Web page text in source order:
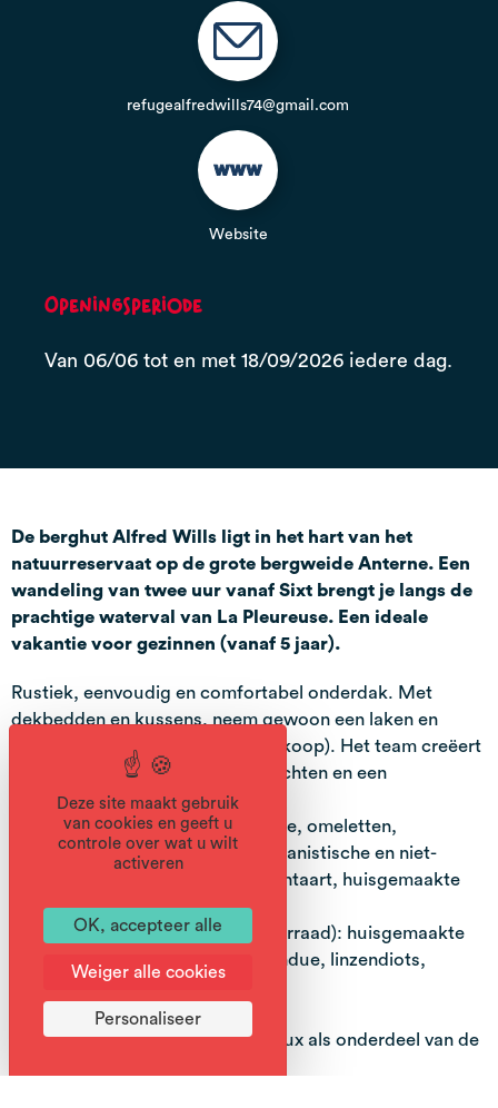
refugealfredwills74@gmail.com
Website
Openingsperiode
Van 06/06 tot en met 18/09/2026 iedere dag.
De berghut Alfred Wills ligt in het hart van het
natuurreservaat op de grote bergweide Anterne. Een
wandeling van twee uur vanaf Sixt brengt je langs de
prachtige waterval van La Pleureuse. Een ideale
vakantie voor gezinnen (vanaf 5 jaar).
Rustiek, eenvoudig en comfortabel onderdak. Met
dekbedden en kussens, neem gewoon een laken en
kussensloop mee (ter plaatse te koop). Het team creëert
een bergsfeer met typische gerechten en een
milieuvriendelijke wijnkaart.
Catering overdag: raclette fondue, omeletten,
vleeswaren- en kaasplankjes, veganistische en niet-
veganistische boleten, bosbessentaart, huisgemaakte
desserts, drankjes, enz.
Bergdiner (afhankelijk van de voorraad): huisgemaakte
soep, geroosterde polenta of fondue, linzendiots,
huisgemaakt dessert.
Vertrek mogelijk vanuit Plaine Joux als onderdeel van de
Deze site maakt gebruik
van cookies en geeft u
controle over wat u wilt
activeren
OK, accepteer alle
Weiger alle cookies
Personaliseer